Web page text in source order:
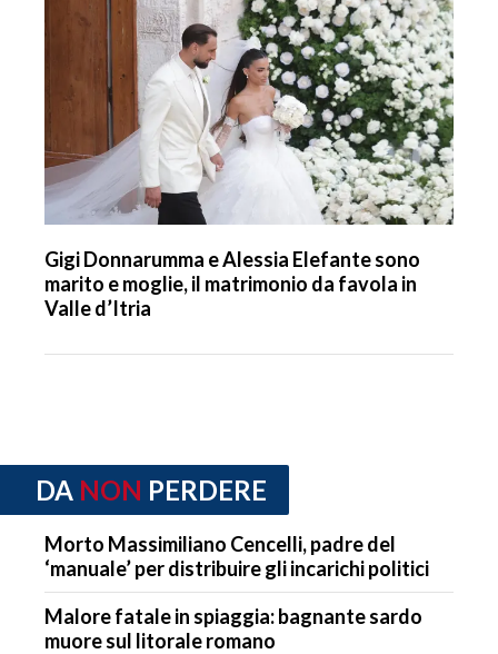
Gigi Donnarumma e Alessia Elefante sono
marito e moglie, il matrimonio da favola in
Valle d’Itria
DA NON PERDERE
Morto Massimiliano Cencelli, padre del
‘manuale’ per distribuire gli incarichi politici
Malore fatale in spiaggia: bagnante sardo
muore sul litorale romano